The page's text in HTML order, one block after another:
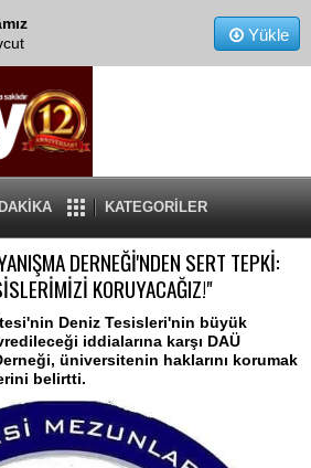
Yükle
KATEGORİLER
DERNEĞİ'NDEN SERT TEPKİ:
KORUYACAĞIZ!"
Deniz Tesisleri'nin büyük
iddialarına karşı DAÜ
üniversitenin haklarını korumak
belirtti.